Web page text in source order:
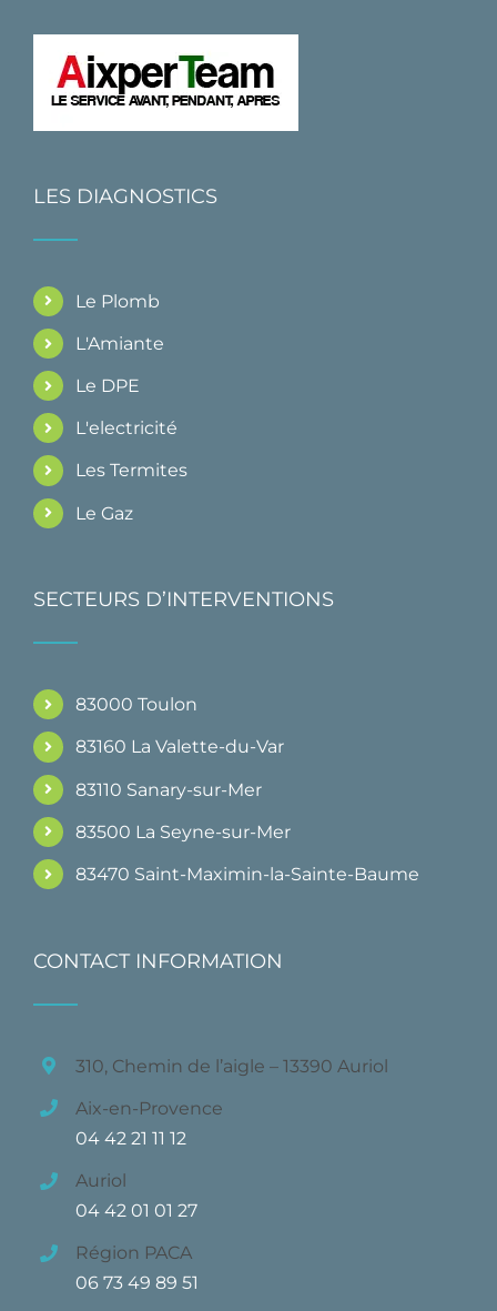
LES DIAGNOSTICS
Le Plomb
L'Amiante
Le DPE
L'electricité
Les Termites
Le Gaz
SECTEURS D’INTERVENTIONS
83000 Toulon
83160 La Valette-du-Var
83110 Sanary-sur-Mer
83500 La Seyne-sur-Mer
83470 Saint-Maximin-la-Sainte-Baume
CONTACT INFORMATION
310, Chemin de l’aigle – 13390 Auriol
Aix-en-Provence
04 42 21 11 12
Auriol
04 42 01 01 27
Région PACA
06 73 49 89 51